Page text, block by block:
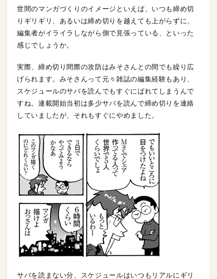
世間のマンガづくりのイメージといえば、いつも締め切
りギリギリ、あるいは締め切りを越えても上がらずに、
編集者がイライラしながら側で見張っている、といった
感じでしょうか。
実際、締め切り間際の攻防はみそさんとの間でも繰り広
げられます。みそさんって元々雑誌の編集経験もあり、
スケジュールのサバを読んでもすぐにばれてしまうんで
すね。連載開始当初は多少サバを読んで締め切りを連絡
していましたが、それもすぐにやめました。
サバを読まない分、スケジュールはいつもリアルにギリ